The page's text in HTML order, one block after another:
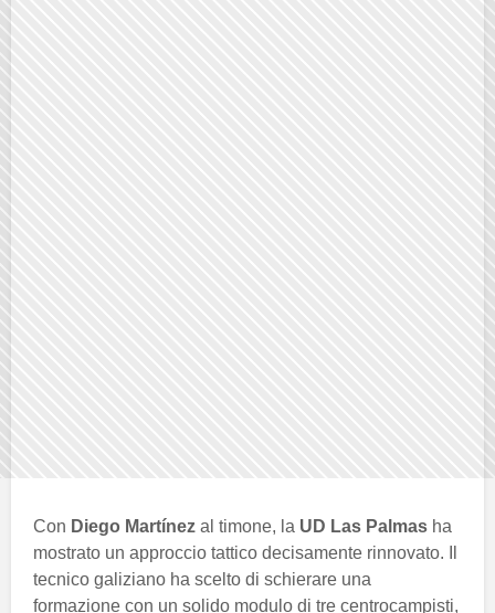
Con Diego Martínez al timone, la UD Las Palmas ha
mostrato un approccio tattico decisamente rinnovato. Il
tecnico galiziano ha scelto di schierare una
formazione con un solido modulo di tre centrocampisti,